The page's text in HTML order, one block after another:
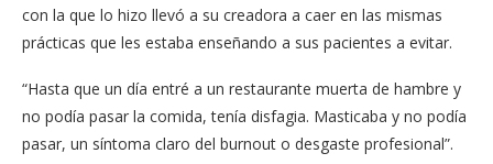
con la que lo hizo llevó a su creadora a caer en las mismas
prácticas que les estaba enseñando a sus pacientes a evitar.
“Hasta que un día entré a un restaurante muerta de hambre y
no podía pasar la comida, tenía disfagia. Masticaba y no podía
pasar, un síntoma claro del burnout o desgaste profesional”.